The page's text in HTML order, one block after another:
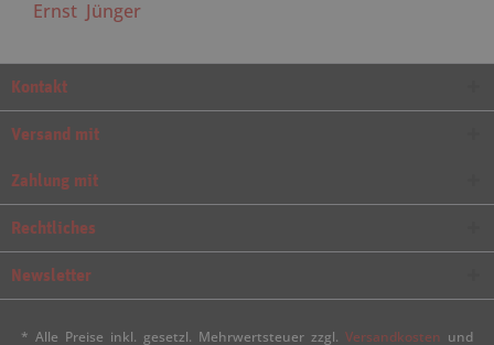
Ernst Jünger
Kontakt
Versand mit
Zahlung mit
Rechtliches
Newsletter
* Alle Preise inkl. gesetzl. Mehrwertsteuer zzgl. Versandkosten und